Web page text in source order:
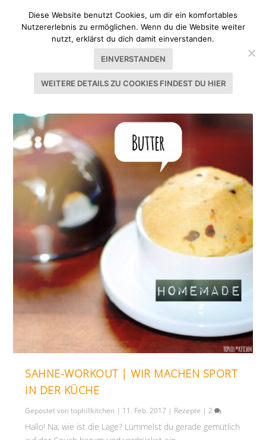
SCHLAGWORT:E407
SAHNE-WORKOUT | WIR MACHEN SPORT
IN DER KÜCHE
Gepostet vontophillkitchen | 11. Feb. 2017 | Rezepte |2
Hallo! Na, wie ist die Lage? Lümmelst du gerade gemütlich
Diese Website benutzt Cookies, um dir ein komfortables
Nutzererlebnis zu ermöglichen. Wenn du die Website weiter
nutzt, erklärst du dich damit einverstanden.
EINVERSTANDEN
WEITERE DETAILS ZU COOKIES FINDEST DU HIER